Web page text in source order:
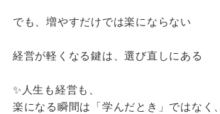
でも、増やすだけでは楽にならない
経営が軽くなる鍵は、選び直しにある
✨人生も経営も、
楽になる瞬間は「学んだとき」ではなく、